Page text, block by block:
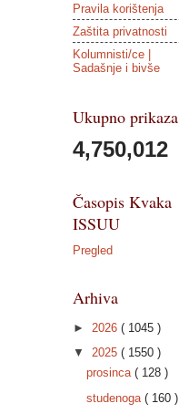
Pravila korištenja
Zaštita privatnosti
Kolumnisti/ce |
Sadašnje i bivše
Ukupno prikaza
4,750,012
Časopis Kvaka
ISSUU
Pregled
Arhiva
► 2026 ( 1045 )
▼ 2025 ( 1550 )
prosinca ( 128 )
studenoga ( 160 )